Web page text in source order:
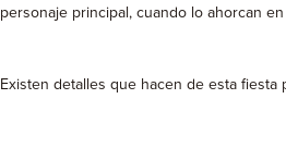
personaje principal, cuando lo ahorcan
Existen detalles que hacen de esta